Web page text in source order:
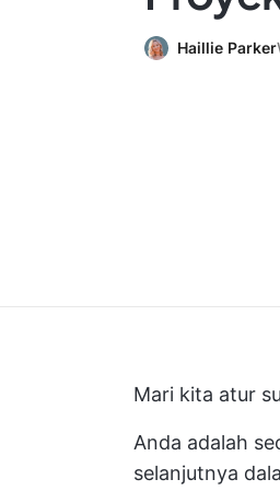
Haillie Parker
Mari kita atur
Anda adalah
selanjutnya